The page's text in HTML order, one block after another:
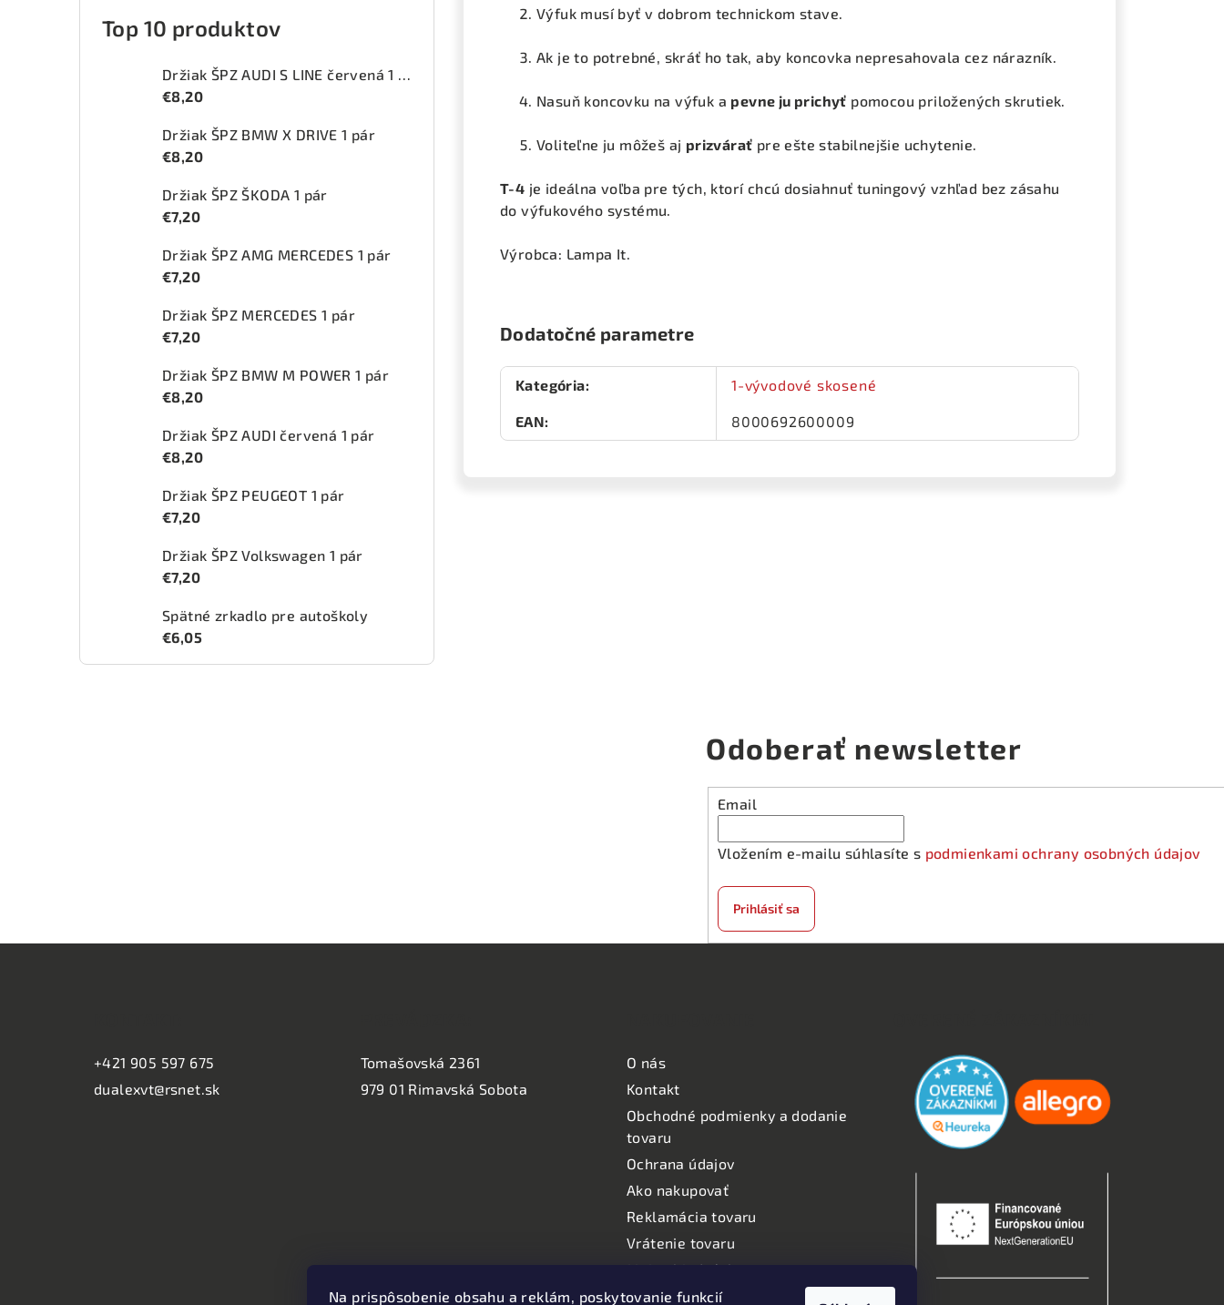
Na prispôsobenie obsahu a reklám, poskytovanie funkcií
Top 10 produktov
Držiak ŠPZ AUDI S LINE červená 1 pár
€8,20
Držiak ŠPZ BMW X DRIVE 1 pár
€8,20
Držiak ŠPZ ŠKODA 1 pár
€7,20
Držiak ŠPZ AMG MERCEDES 1 pár
€7,20
Držiak ŠPZ MERCEDES 1 pár
€7,20
Držiak ŠPZ BMW M POWER 1 pár
€8,20
Držiak ŠPZ AUDI červená 1 pár
€8,20
Držiak ŠPZ PEUGEOT 1 pár
€7,20
Držiak ŠPZ Volkswagen 1 pár
€7,20
Spätné zrkadlo pre autoškoly
€6,05
Výfuk musí byť v dobrom technickom stave.
Ak je to potrebné, skráť ho tak, aby koncovka nepresahovala cez nárazník.
Nasuň koncovku na výfuk a pevne ju prichyť pomocou priložených skrutiek.
Voliteľne ju môžeš aj prizvárať pre ešte stabilnejšie uchytenie.
T-4 je ideálna voľba pre tých, ktorí chcú dosiahnuť tuningový vzhľad bez zásahu
do výfukového systému.
Výrobca: Lampa It.
Dodatočné parametre
Kategória: 1-vývodové skosené
EAN: 8000692600009
Odoberať newsletter
Email
Vložením e-mailu súhlasíte s podmienkami ochrany osobných údajov
Prihlásiť sa
+421 905 597 675
dualexvt@rsnet.sk
Tomašovská 2361
979 01 Rimavská Sobota
O nás
Kontakt
Obchodné podmienky a dodanie
tovaru
Ochrana údajov
Ako nakupovať
Reklamácia tovaru
Vrátenie tovaru
Moje objednávky
Informácie o používaní cookies